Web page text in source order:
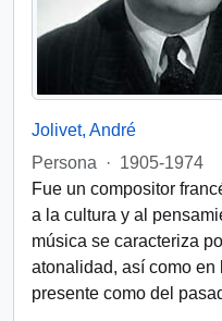
Jolivet, André
Persona
· 1905-1974
Fue un compositor
a la cultura y al
música se caracteriza
atonalidad, así como en
presente como del